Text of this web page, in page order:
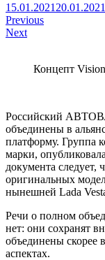
Артем
Краснов
15.01.2021 20.01.2021
Навигация
по
Previous
Next
Концепт
Российский
объединены в
платформу. Группа
марки,
документа
оригинальных
нынешней Lada
Речи о полном
нет: они сохранят
объединены скорее
аспектах.